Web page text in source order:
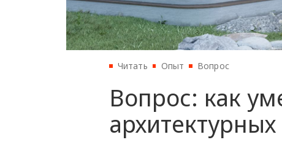
Читать Опыт Вопрос
Вопрос: как
архитектурных